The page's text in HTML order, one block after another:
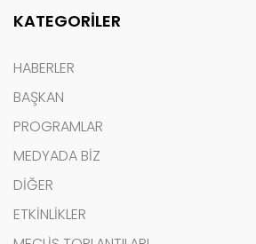
KATEGORİLER
HABERLER
BAŞKAN
PROGRAMLAR
MEDYADA BİZ
DİĞER
ETKİNLİKLER